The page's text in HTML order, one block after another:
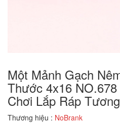
Một Mảnh Gạch
Thước 4x16
Chơi Lắp Ráp
Thương hiệu : NoBrank